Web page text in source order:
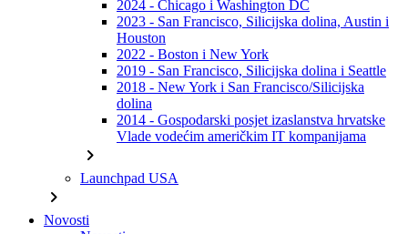
2024 - Chicago i Washington DC
2023 - San Francisco, Silicijska dolina, Austin i
Houston
2022 - Boston i New York
2019 - San Francisco, Silicijska dolina i Seattle
2018 - New York i San Francisco/Silicijska
dolina
2014 - Gospodarski posjet izaslanstva hrvatske
Vlade vodećim američkim IT kompanijama
chevron_right
Launchpad USA
chevron_right
Novosti